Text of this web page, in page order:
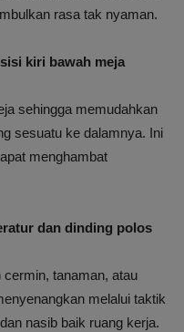
rasa tak nyaman.
kiri bawah meja
sehingga memudahkan
sesuatu ke dalamnya. Ini
menghambat
dan dinding polos
tanaman, atau
melalui taktik
nasib baik ruang kerja.